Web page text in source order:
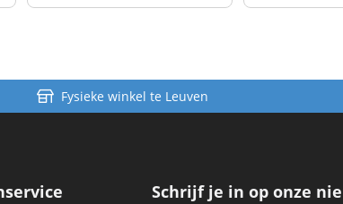
Fysieke winkel te Leuven
Schrijf je in op onze